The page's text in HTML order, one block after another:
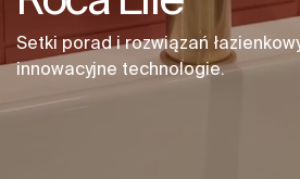
Setki porad i rozwiązań
innowacyjne technologie.